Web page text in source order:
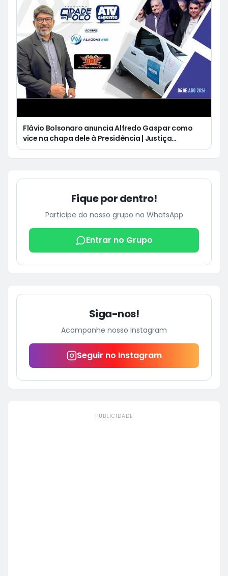
Flávio Bolsonaro anuncia Alfredo Gaspar como
vice na chapa dele à Presidência | Justiça
condena Equatorial a pagar R$ 3 mil a cliente que
Fique por dentro!
Participe do nosso grupo no WhatsApp
Entrar no Grupo
Siga-nos!
Acompanhe nosso Instagram
Seguir no Instagram
PUBLICIDADE